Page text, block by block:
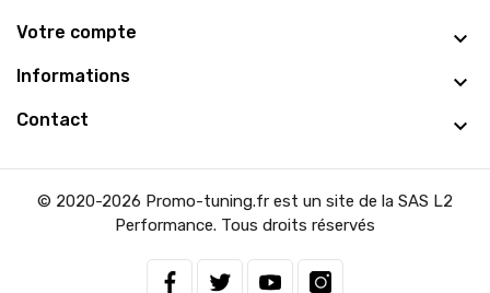
Votre compte
Informations
Contact
© 2020-2026 Promo-tuning.fr est un site de la SAS L2
Performance. Tous droits réservés